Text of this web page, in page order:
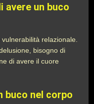
avere un buco
relazionale.
bisogno di
di avere il cuore
buco nel corpo